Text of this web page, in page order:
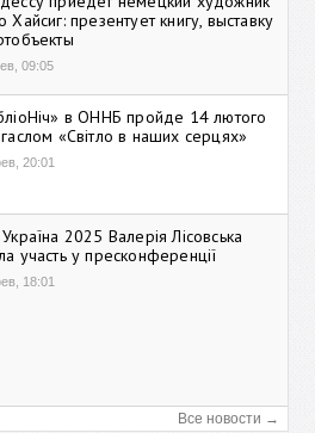
Хайсиг: презентует книгу, выставку
09:05
в ОННБ пройде 14 лютого
«Світло в наших серцях»
20:01
2025 Валерія Лісовська
участь у пресконференції
18:01
Все новости →